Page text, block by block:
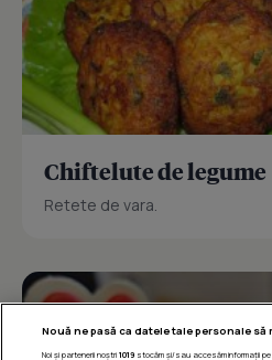
Chiftelute de legume
Retete de vara.
Nouă ne pasă ca datele tale personale
Noi și partenerii noștri 1019stocăm și/sau accesăm informații pe